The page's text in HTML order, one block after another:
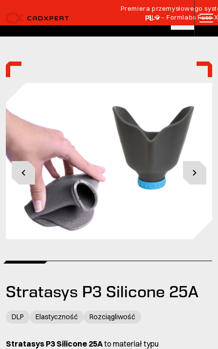
Premiera przemysłowego
SLS – Formlabs Fuse
PL
Stratasys P3 Silicone 25A
DLP Elastyczność Rozciągliwość
Stratasys P3 Silicone 25Ato materiał typu